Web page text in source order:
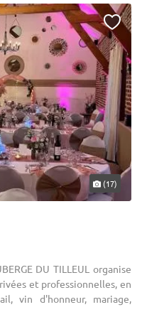
(17)
DU TILLEUL organise
et professionnelles, en
vin d'honneur, mariage,